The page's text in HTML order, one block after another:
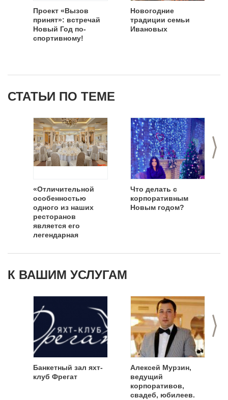
Проект «Вызов
принят»: встречай
Новый Год по-
спортивному!
Новогодние
традиции семьи
Ивановых
СТАТЬИ ПО ТЕМЕ
>
«Отличительной
особенностью
одного из наших
ресторанов
является его
легендарная
Что делать с
корпоративным
Новым годом?
К ВАШИМ УСЛУГАМ
>
Банкетный зал яхт-
клуб Фрегат
Алексей Мурзин,
ведущий
корпоративов,
свадеб, юбилеев.